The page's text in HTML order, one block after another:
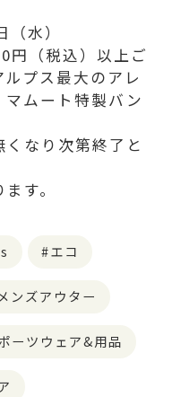
水）
円（税込）以上ご
プス最大のアレ
マムート特製バン
なり次第終了と
す。
エコ
メンズアウター
ーツウェア&用品